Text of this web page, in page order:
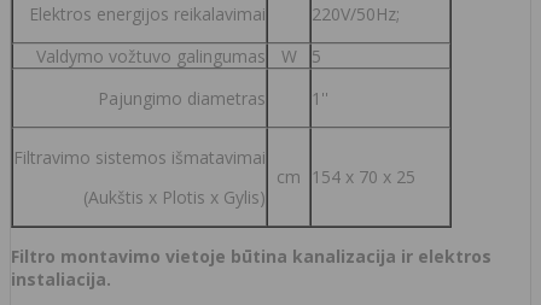
Elektros energijos reikalavimai
220V/50Hz;
Valdymo vožtuvo galingumas
W
5
Pajungimo diametras
1''
Filtravimo sistemos išmatavimai
(Aukštis x Plotis x Gylis)
cm 154 x 70 x 25
Filtro montavimo vietoje būtina kanalizacija ir elektros
instaliacija.